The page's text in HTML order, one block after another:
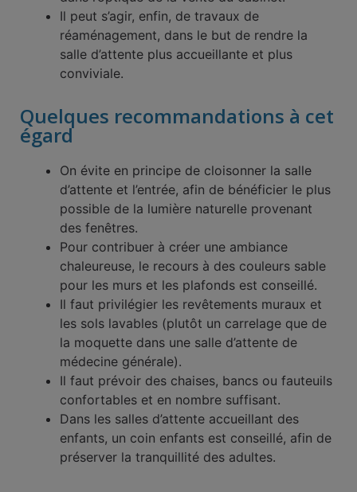
Il peut s’agir, enfin, de travaux de
réaménagement, dans le but de rendre la
salle d’attente plus accueillante et plus
conviviale.
Quelques recommandations à cet
égard
On évite en principe de cloisonner la salle
d’attente et l’entrée, afin de bénéficier le plus
possible de la lumière naturelle provenant
des fenêtres.
Pour contribuer à créer une ambiance
chaleureuse, le recours à des couleurs sable
pour les murs et les plafonds est conseillé.
Il faut privilégier les revêtements muraux et
les sols lavables (plutôt un carrelage que de
la moquette dans une salle d’attente de
médecine générale).
Il faut prévoir des chaises, bancs ou fauteuils
confortables et en nombre suffisant.
Dans les salles d’attente accueillant des
enfants, un coin enfants est conseillé, afin de
préserver la tranquillité des adultes.